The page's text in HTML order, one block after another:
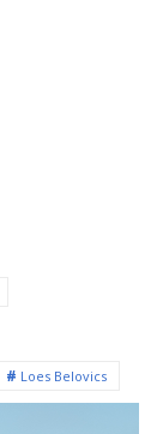
Loes Belovics